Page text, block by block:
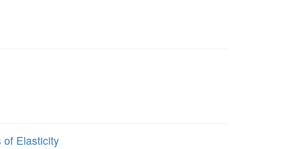
of Elasticity